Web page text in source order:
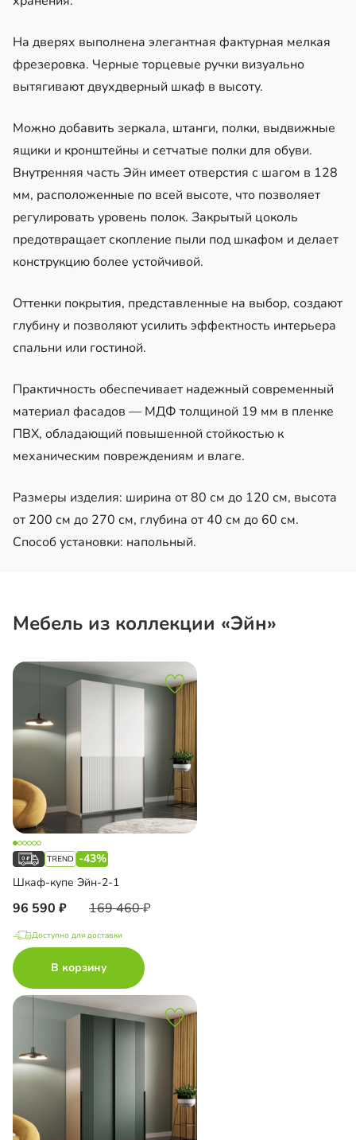
На дверях выполнена элегантная фактурная мелкая
фрезеровка. Черные торцевые ручки визуально
вытягивают двухдверный шкаф в высоту.
Можно добавить зеркала, штанги, полки, выдвижные
ящики и кронштейны и сетчатые полки для обуви.
Внутренняя часть Эйн имеет отверстия с шагом в 128
мм, расположенные по всей высоте, что позволяет
регулировать уровень полок. Закрытый цоколь
предотвращает скопление пыли под шкафом и делает
конструкцию более устойчивой.
Оттенки покрытия, представленные на выбор, создают
глубину и позволяют усилить эффектность интерьера
спальни или гостиной.
Практичность обеспечивает надежный современный
материал фасадов — МДФ толщиной 19 мм в пленке
ПВХ, обладающий повышенной стойкостью к
механическим повреждениям и влаге.
Размеры изделия: ширина от 80 см до 120 см, высота
от 200 см до 270 см, глубина от 40 см до 60 см.
Способ установки: напольный.
Мебель из коллекции «Эйн»
-43%
Шкаф-купе Эйн-2-1
96 590 169 460
Доступно для доставки
В корзину